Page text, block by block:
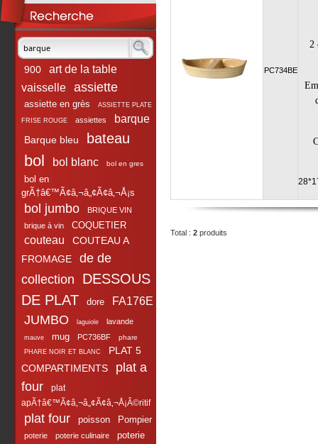
PC734BE
2
Total : 2 produits
900
art de la table
vaisselle
assiette
assiette en grès ASSIETTE PLATE
FRISE ROUGE assiettes barque
Barque bleu bateau
bol bol blanc bol en gres
bol en
grÃ†â€™Ã¢â‚¬â„¢Ã¢â‚¬Å¡s
bol jumbo
BRIQUE VIN
brique à vin
COQUETIER
couteau
COUTEAU A
FROMAGE
de de
collection
DESSOUS
DE PLAT
dore FA176E
JUMBO laguiole lavande
mauve mug PC736BF phare
PHARE NOIR ET BLANC
PLAT 5
COMPARTIMENTS
plat a
four
plat
apÃ†â€™Ã¢â‚¬â„¢Ã¢â‚¬Å¡Â©ritif
plat four poisson Pompier
poterie poterie culinaire
poterie